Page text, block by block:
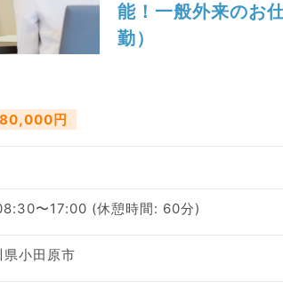
能！一般外来のお
勤）
円
〜17:00 (休憩時間: 60分)
県小田原市